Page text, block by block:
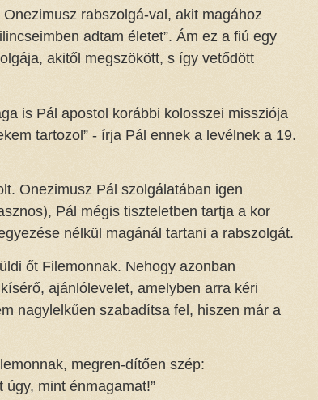
rabszolgá-val, akit magához
adtam életet”. Ám ez a fiú egy
akitől megszökött, s így vetődött
is Pál apostol korábbi kolosszei missziója
tartozol” - írja Pál ennek a levélnek a 19.
Onezimusz Pál szolgálatában igen
Pál mégis tiszteletben tartja a kor
nélkül magánál tartani a rabszolgát.
őt Filemonnak. Nehogy azonban
ajánlólevelet, amelyben arra kéri
nagylelkűen szabadítsa fel, hiszen már a
megren-dítően szép:
mint énmagamat!”